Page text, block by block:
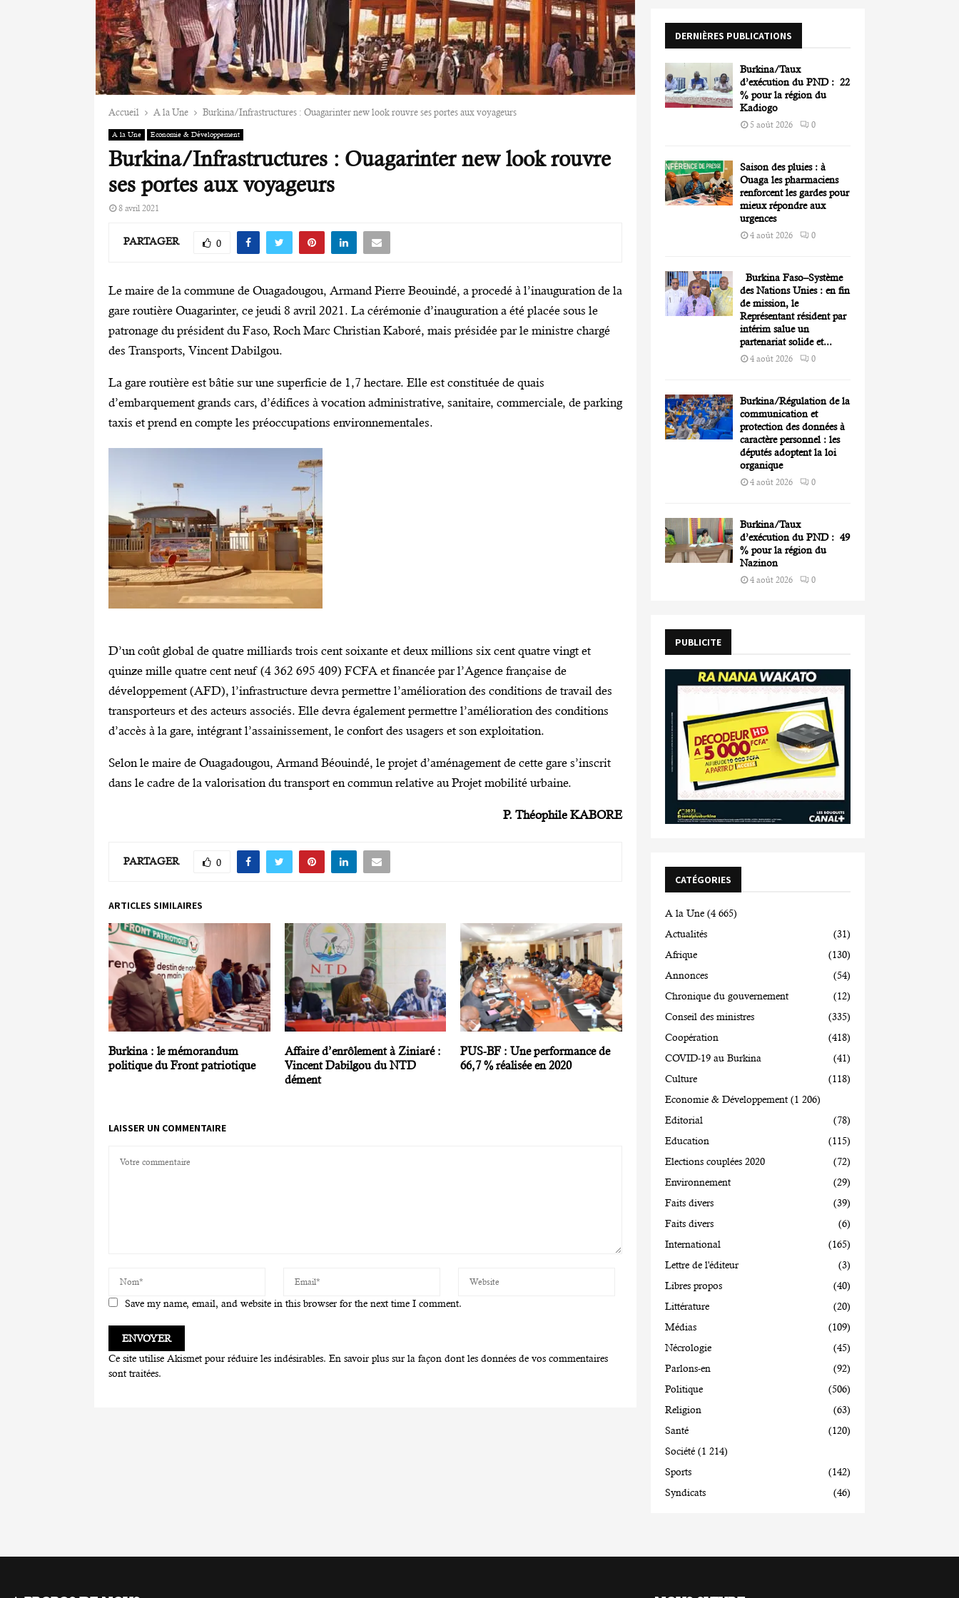
Accueil A la Une Burkina/Infrastructures : Ouagarinter new look rouvre ses portes aux voyageurs
A la Une Economie & Développement
Burkina/Infrastructures : Ouagarinter new look rouvre
ses portes aux voyageurs
8 avril 2021
PARTAGER 0
Le maire de la commune de Ouagadougou, Armand Pierre Beouindé, a procedé à l’inauguration de la
gare routière Ouagarinter, ce jeudi 8 avril 2021. La cérémonie d’inauguration a été placée sous le
patronage du président du Faso, Roch Marc Christian Kaboré, mais présidée par le ministre chargé
des Transports, Vincent Dabilgou.
La gare routière est bâtie sur une superficie de 1,7 hectare. Elle est constituée de quais
d’embarquement grands cars, d’édifices à vocation administrative, sanitaire, commerciale, de parking
taxis et prend en compte les préoccupations environnementales.
D’un coût global de quatre milliards trois cent soixante et deux millions six cent quatre vingt et
quinze mille quatre cent neuf (4 362 695 409) FCFA et financée par l’Agence française de
développement (AFD), l’infrastructure devra permettre l’amélioration des conditions de travail des
transporteurs et des acteurs associés. Elle devra également permettre l’amélioration des conditions
d’accès à la gare, intégrant l’assainissement, le confort des usagers et son exploitation.
Selon le maire de Ouagadougou, Armand Béouindé, le projet d’aménagement de cette gare s’inscrit
dans le cadre de la valorisation du transport en commun relative au Projet mobilité urbaine.
P. Théophile KABORE
PARTAGER 0
ARTICLES SIMILAIRES
Burkina : le mémorandum
politique du Front patriotique
Affaire d’enrôlement à Ziniaré :
Vincent Dabilgou du NTD
dément
PUS-BF : Une performance de
66,7 % réalisée en 2020
LAISSER UN COMMENTAIRE
Save my name, email, and website in this browser for the next time I comment.
Ce site utilise Akismet pour réduire les indésirables. En savoir plus sur la façon dont les données de vos commentaires
sont traitées.
r
H
DERNIÈRES PUBLICATIONS
Burkina/Taux
d’exécution du PND : 22
% pour la région du
Kadiogo
5 août 2026 0
Saison des pluies : à
Ouaga les pharmaciens
renforcent les gardes pour
mieux répondre aux
urgences
4 août 2026 0
Burkina Faso–Système
des Nations Unies : en fin
de mission, le
Représentant résident par
intérim salue un
partenariat solide et...
4 août 2026 0
Burkina/Régulation de la
communication et
protection des données à
caractère personnel : les
députés adoptent la loi
organique
4 août 2026 0
Burkina/Taux
d’exécution du PND : 49
% pour la région du
Nazinon
4 août 2026 0
PUBLICITE
CATÉGORIES
A la Une (4 665)
Actualités
(31)
Afrique
(130)
Annonces
(54)
Chronique du gouvernement
(12)
Conseil des ministres
(335)
Coopération
(418)
COVID-19 au Burkina
(41)
Culture
(118)
Economie & Développement (1 206)
Editorial
(78)
Education
(115)
Elections couplées 2020
(72)
Environnement
(29)
Faits divers
(39)
Faits divers
(6)
International
(165)
Lettre de l'éditeur
(3)
Libres propos
(40)
Littérature
(20)
Médias
(109)
Nécrologie
(45)
Parlons-en
(92)
Politique
(506)
Religion
(63)
Santé
(120)
Société (1 214)
Sports
(142)
Syndicats
(46)